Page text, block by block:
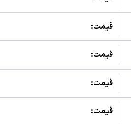
قیمت:
قیمت:
قیمت:
قیمت: